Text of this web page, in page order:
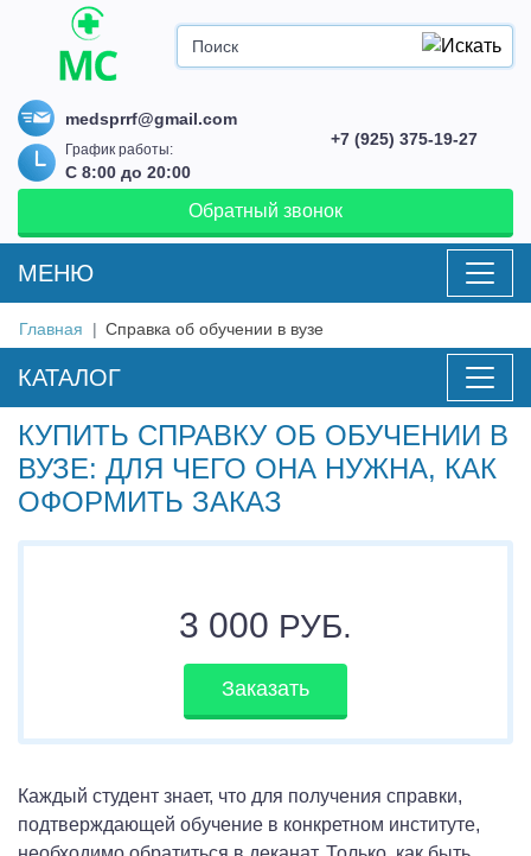
medsprrf@gmail.com
График работы:
С 8:00 до 20:00
+7 (925) 375-19-27
Обратный звонок
MEНЮ
Главная Справка об обучении в вузе
КАТАЛОГ
КУПИТЬ СПРАВКУ ОБ ОБУЧЕНИИ В
ВУЗЕ: ДЛЯ ЧЕГО ОНА НУЖНА, КАК
ОФОРМИТЬ ЗАКАЗ
3 000 РУБ.
Заказать
Каждый студент знает, что для получения справки,
подтверждающей обучение в конкретном институте,